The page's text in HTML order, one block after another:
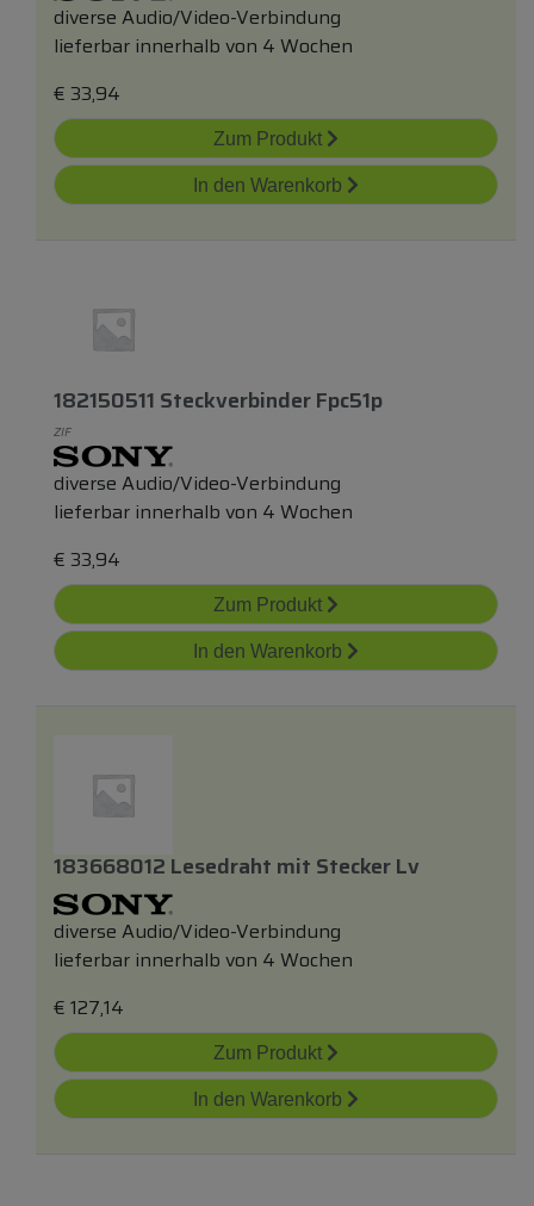
diverse Audio/Video-Verbindung
lieferbar innerhalb von 4 Wochen
€ 33,94
Zum Produkt
In den Warenkorb
182150511 Steckverbinder Fpc51p
ZIF
diverse Audio/Video-Verbindung
lieferbar innerhalb von 4 Wochen
€ 33,94
Zum Produkt
In den Warenkorb
183668012 Lesedraht mit Stecker Lv
diverse Audio/Video-Verbindung
lieferbar innerhalb von 4 Wochen
€ 127,14
Zum Produkt
In den Warenkorb